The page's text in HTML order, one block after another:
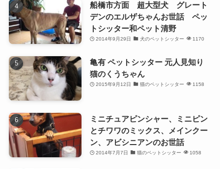
船橋市方面 超大型犬 グレート
デンのエルザちゃんお世話 ペッ
トシッター和ペット清野
2014年9月29日 犬のペットシッター 1170
亀有 ペットシッター 元人見知り
猫のくうちゃん
2015年9月12日 猫のペットシッター 1158
ミニチュアピンシャー、ミニピン
とチワワのミックス、メインクー
ン、アビシニアンのお世話
2014年7月7日 猫のペットシッター 1058